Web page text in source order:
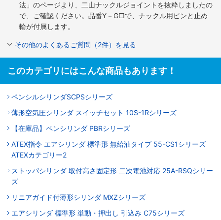
法」のページより、二山ナックルジョイントを抜粋しましたの
で、ご確認ください。品番Y－G□で、ナックル用ピンと止め
輪が付属します。
その他のよくあるご質問（2件）を見る
このカテゴリにはこんな商品もあります！
ペンシルシリンダSCPSシリーズ
薄形空気圧シリンダ スイッチセット 10S-1Rシリーズ
【在庫品】ペンシリンダ PBRシリーズ
ATEX指令 エアシリンダ 標準形 無給油タイプ 55-CS1シリーズ
ATEXカテゴリー2
ストッパシリンダ 取付高さ固定形 二次電池対応 25A-RSQシリー
ズ
リニアガイド付薄形シリンダ MXZシリーズ
エアシリンダ 標準形 単動・押出し 引込み C75シリーズ